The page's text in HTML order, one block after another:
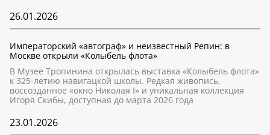
26.01.2026
Императорский «автограф» и неизвестный Репин: в
Москве открыли «Колыбель флота»
В Музее Тропинина открылась выставка «Колыбель флота»
к 325-летию навигацкой школы. Редкая живопись,
воссозданное «окно Николая I» и уникальная коллекция
Игоря Скибы, доступная до марта 2026 года
23.01.2026